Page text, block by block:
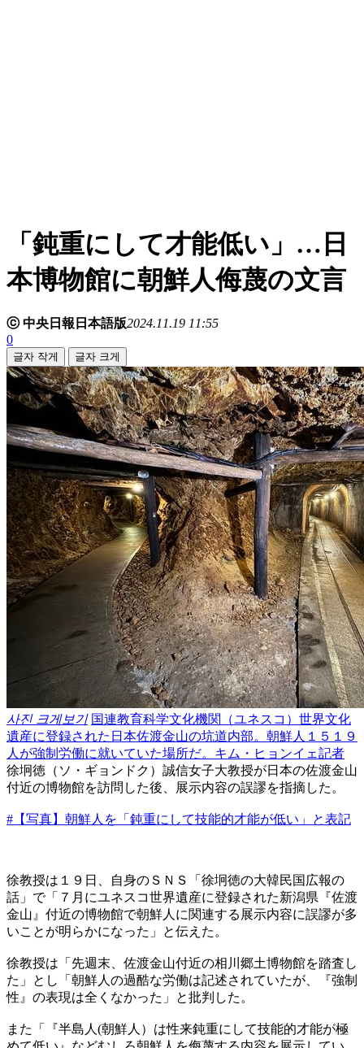
「鈍重にして才能低い」…日
本博物館に朝鮮人侮蔑の文言
ⓒ 中央日報日本語版2024.11.19 11:55
0
글자 작게 글자 크게
사진 크게보기 国連教育科学文化機関（ユネスコ）世界文化
遺産に登録された日本佐渡金山の坑道内部。朝鮮人１５１９
人が強制労働に就いていた場所だ。キム・ヒョンイェ記者
徐坰徳（ソ・ギョンドク）誠信女子大教授が日本の佐渡金山
付近の博物館を訪問した後、展示内容の誤謬を指摘した。
#【写真】朝鮮人を「鈍重にして技能的才能が低い」と表記
徐教授は１９日、自身のＳＮＳ「徐坰徳の大韓民国広報の
話」で「７月にユネスコ世界遺産に登録された新潟県『佐渡
金山』付近の博物館で朝鮮人に関連する展示内容に誤謬が多
いことが明らかになった」と伝えた。
徐教授は「先週末、佐渡金山付近の相川郷土博物館を踏査し
た」とし「朝鮮人の過酷な労働は記述されていたが、『強制
性』の表現は全くなかった」と批判した。
また「『半島人(朝鮮人）は性来鈍重にして技能的才能が極